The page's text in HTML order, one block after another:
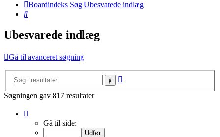
Boardindeks Søg Ubesvarede indlæg
Søg
Ubesvarede indlæg
Gå til avanceret søgning
Søg
Søgningen gav 817 resultater
Gå til side: